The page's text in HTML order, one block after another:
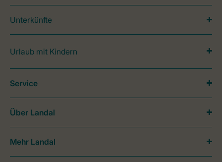
Unterkünfte
Urlaub mit Kindern
Service
Über Landal
Mehr Landal